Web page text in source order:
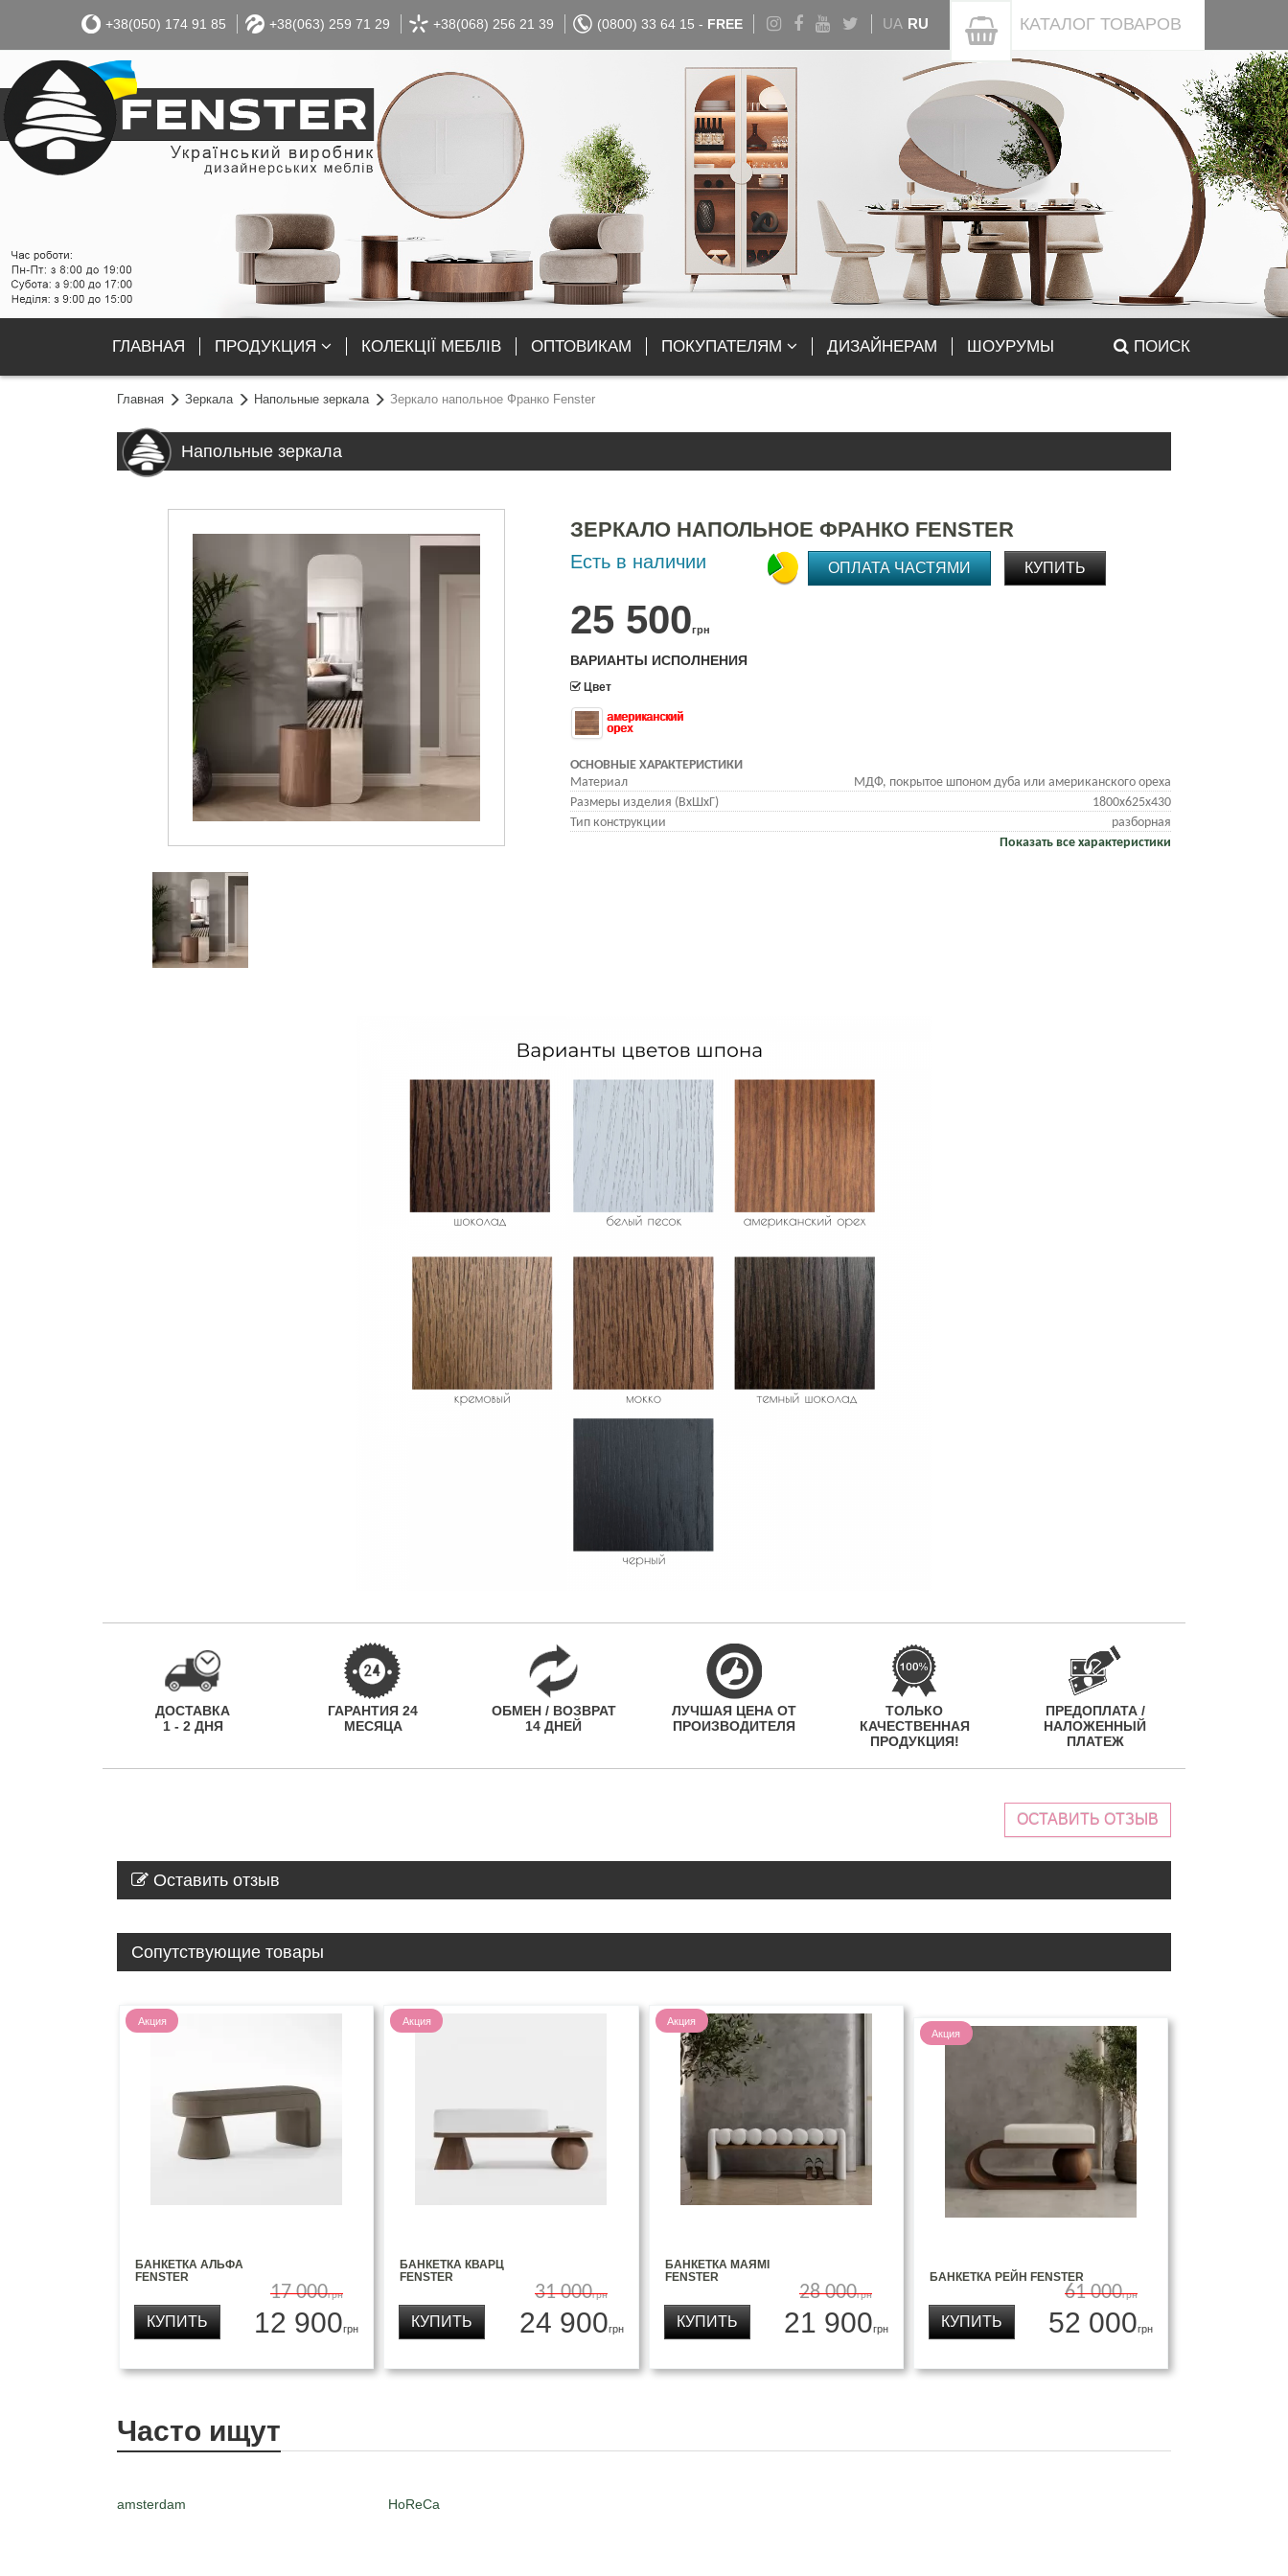
+38(050) 174 91 85 +38(063) 259 71 29 +38(068) 256 21 39 (0800) 33 64 15 - FREE UA RU КАТАЛОГ ТОВАРОВ
ГЛАВНАЯ ПРОДУКЦИЯ КОЛЕКЦІЇ МЕБЛІВ ОПТОВИКАМ ПОКУПАТЕЛЯМ ДИЗАЙНЕРАМ ШОУРУМЫ ПОИСК
Главная Зеркала Напольные зеркала Зеркало напольное Франко Fenster
Напольные зеркала
ЗЕРКАЛО НАПОЛЬНОЕ ФРАНКО FENSTER
Есть в наличии
25 500грн
ОПЛАТА ЧАСТЯМИ КУПИТЬ
ВАРИАНТЫ ИСПОЛНЕНИЯ
Цвет
американский
орех
ОСНОВНЫЕ ХАРАКТЕРИСТИКИ
Материал
МДФ, покрытое шпоном дуба или американского ореха
Размеры изделия (ВхШхГ)
1800х625х430
Тип конструкции
разборная
Показать все характеристики
ДОСТАВКА
1 - 2 ДНЯ
ГАРАНТИЯ 24
МЕСЯЦА
ОБМЕН / ВОЗВРАТ
14 ДНЕЙ
ЛУЧШАЯ ЦЕНА ОТ
ПРОИЗВОДИТЕЛЯ
ТОЛЬКО
КАЧЕСТВЕННАЯ
ПРОДУКЦИЯ!
ПРЕДОПЛАТА /
НАЛОЖЕННЫЙ
ПЛАТЕЖ
ОСТАВИТЬ ОТЗЫВ
Оставить отзыв
Сопутствующие товары
Акция
БАНКЕТКА АЛЬФА
FENSTER
17 000грн
12 900грн
КУПИТЬ
Акция
БАНКЕТКА КВАРЦ
FENSTER
31 000грн
24 900грн
КУПИТЬ
Акция
БАНКЕТКА МАЯМІ
FENSTER
28 000грн
21 900грн
КУПИТЬ
Акция
БАНКЕТКА РЕЙН FENSTER
61 000грн
52 000грн
КУПИТЬ
Часто ищут
amsterdam HoReCa